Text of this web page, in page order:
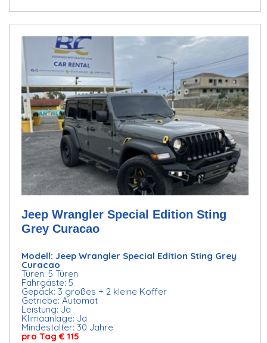
Jeep Wrangler Special Edition Sting
Grey Curacao
Modell: Jeep Wrangler Special Edition Sting Grey
Curacao
Türen: 5 Türen
Fahrgäste: 5
Gepäck: 3 großes + 2 kleine Koffer
Getriebe: Automat
Leistung: Ja
Klimaanlage: Ja
Mindestalter: 30 Jahre
pro Tag € 115